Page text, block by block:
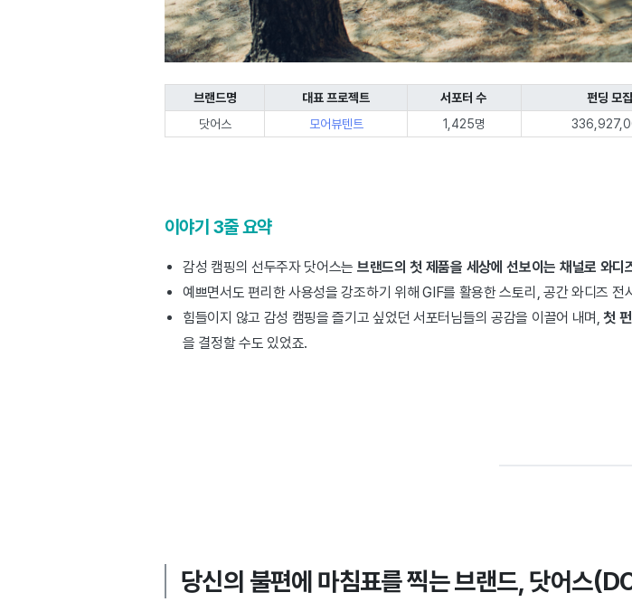
브랜드명 대표 프로젝트 서포터 수 펀딩 모
닷어스
모어뷰텐트 1,425명
이야기 3줄 요약
감성 캠핑의 선두주자 닷어스는 브랜드의 첫 제품을 세상에 선보이는 채널로 와디
예쁘면서도 편리한 사용성을 강조하기 위해 GIF를 활용한 스토리, 공간 와디즈
힘들이지 않고 감성 캠핑을 즐기고 싶었던 서포터님들의 공감을 이끌어 내며,첫
을 결정할 수도 있었죠.
당신의 불편에 마침표를 찍는 브랜드, 닷어스